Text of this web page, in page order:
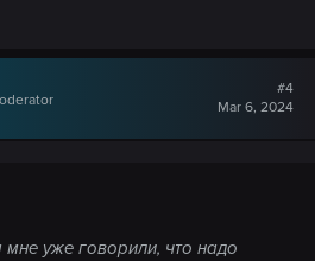
#4
Mar 6, 2024
уже говорили, что надо